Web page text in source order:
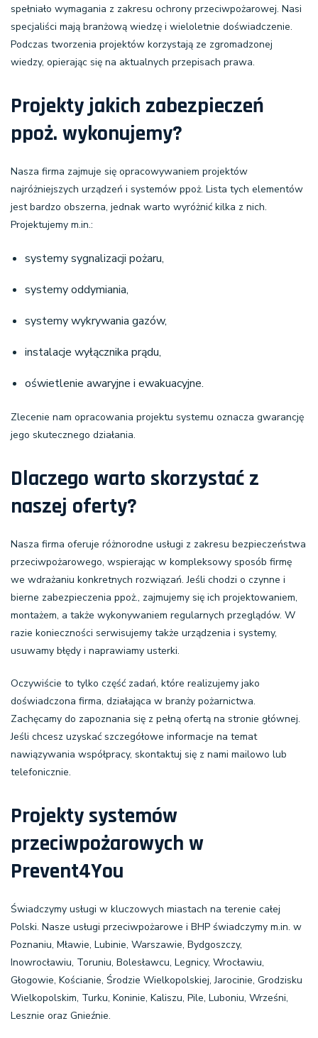
spełniało wymagania z zakresu ochrony przeciwpożarowej. Nasi
specjaliści mają branżową wiedzę i wieloletnie doświadczenie.
Podczas tworzenia projektów korzystają ze zgromadzonej
wiedzy, opierając się na aktualnych przepisach prawa.
Projekty jakich zabezpieczeń
ppoż. wykonujemy?
Nasza firma zajmuje się opracowywaniem projektów
najróżniejszych urządzeń i systemów ppoż. Lista tych elementów
jest bardzo obszerna, jednak warto wyróżnić kilka z nich.
Projektujemy m.in.:
systemy sygnalizacji pożaru,
systemy oddymiania,
systemy wykrywania gazów,
instalacje wyłącznika prądu,
oświetlenie awaryjne i ewakuacyjne.
Zlecenie nam opracowania projektu systemu oznacza gwarancję
jego skutecznego działania.
Dlaczego warto skorzystać z
naszej oferty?
Nasza firma oferuje różnorodne usługi z zakresu bezpieczeństwa
przeciwpożarowego, wspierając w kompleksowy sposób firmę
we wdrażaniu konkretnych rozwiązań. Jeśli chodzi o czynne i
bierne zabezpieczenia ppoż., zajmujemy się ich projektowaniem,
montażem, a także wykonywaniem regularnych przeglądów. W
razie konieczności serwisujemy także urządzenia i systemy,
usuwamy błędy i naprawiamy usterki.
Oczywiście to tylko część zadań, które realizujemy jako
doświadczona firma, działająca w branży pożarnictwa.
Zachęcamy do zapoznania się z pełną ofertą na stronie głównej.
Jeśli chcesz uzyskać szczegółowe informacje na temat
nawiązywania współpracy, skontaktuj się z nami mailowo lub
telefonicznie.
Projekty systemów
przeciwpożarowych w
Prevent4You
Świadczymy usługi w kluczowych miastach na terenie całej
Polski. Nasze usługi przeciwpożarowe i BHP świadczymy m.in. w
Poznaniu, Mławie, Lubinie, Warszawie, Bydgoszczy,
Inowrocławiu, Toruniu, Bolesławcu, Legnicy, Wrocławiu,
Głogowie, Kościanie, Środzie Wielkopolskiej, Jarocinie, Grodzisku
Wielkopolskim, Turku, Koninie, Kaliszu, Pile, Luboniu, Wrześni,
Lesznie oraz Gnieźnie.